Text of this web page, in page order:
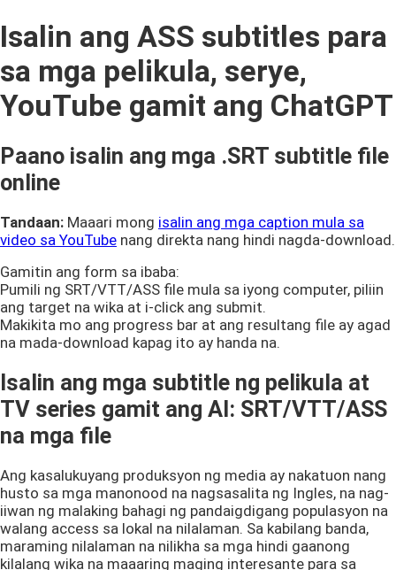
Isalin ang ASS subtitles para
sa mga pelikula, serye,
YouTube gamit ang ChatGPT
Paano isalin ang mga .SRT subtitle file
online
Tandaan: Maaari mong isalin ang mga caption mula sa
video sa YouTube nang direkta nang hindi nagda-download.
Gamitin ang form sa ibaba:
Pumili ng SRT/VTT/ASS file mula sa iyong computer, piliin
ang target na wika at i-click ang submit.
Makikita mo ang progress bar at ang resultang file ay agad
na mada-download kapag ito ay handa na.
Isalin ang mga subtitle ng pelikula at
TV series gamit ang AI: SRT/VTT/ASS
na mga file
Ang kasalukuyang produksyon ng media ay nakatuon nang
husto sa mga manonood na nagsasalita ng Ingles, na nag-
iiwan ng malaking bahagi ng pandaigdigang populasyon na
walang access sa lokal na nilalaman. Sa kabilang banda,
maraming nilalaman na nilikha sa mga hindi gaanong
kilalang wika na maaaring maging interesante para sa